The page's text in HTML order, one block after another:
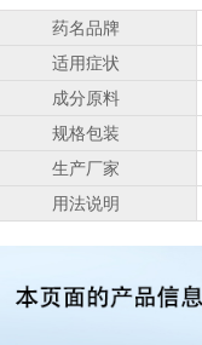
药名品牌
适用症状
成分原料
规格包装
生产厂家
用法说明